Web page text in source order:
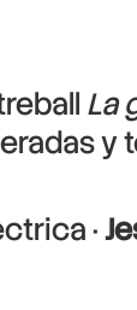
La
y
·